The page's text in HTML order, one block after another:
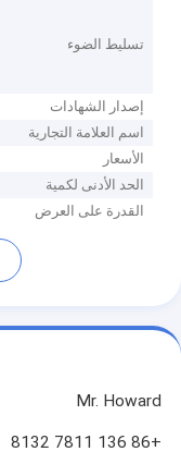
تسليط الضوء
إصدار الشهادات
اسم العلامة التجارية
الأسعار
الحد الأدنى لكمية
القدرة على العرض
Mr. Howard
+86 136 7811 8132